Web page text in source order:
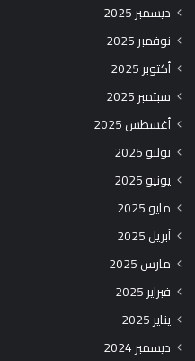
ديسمبر 2025
نوفمبر 2025
أكتوبر 2025
سبتمبر 2025
أغسطس 2025
يوليو 2025
يونيو 2025
مايو 2025
أبريل 2025
مارس 2025
فبراير 2025
يناير 2025
ديسمبر 2024